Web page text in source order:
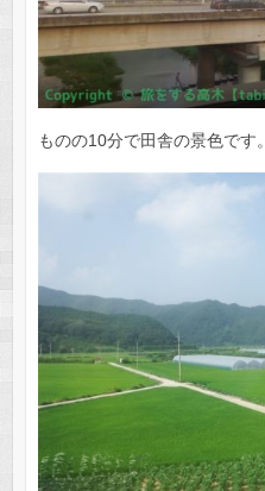
ものの10分で田舎の景色です。